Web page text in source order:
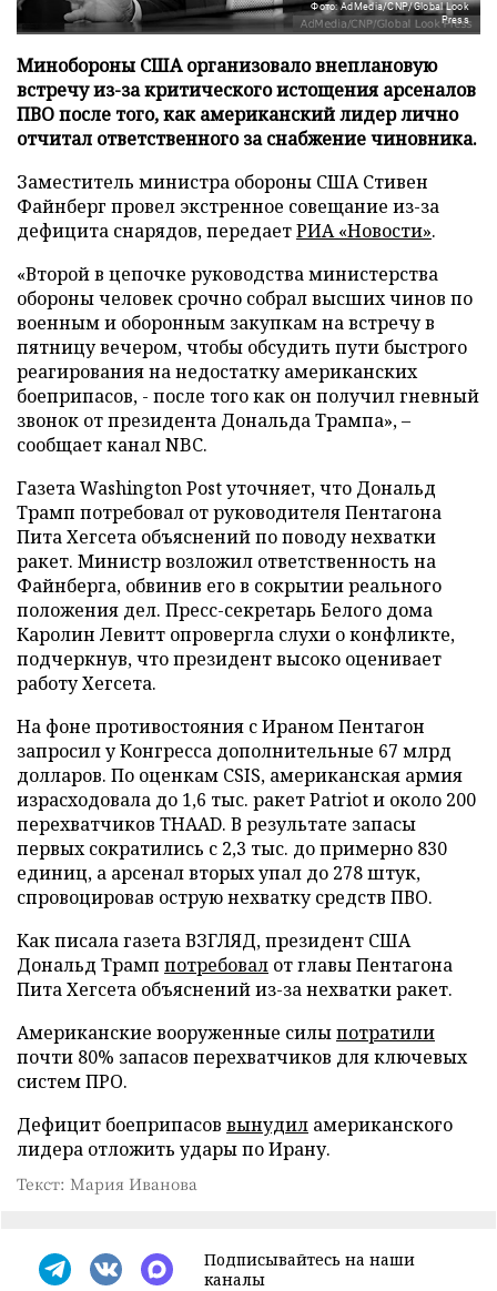
Фото: AdMedia/CNP/Global Look
Press
Минобороны США организовало внеплановую
встречу из-за критического истощения арсеналов
ПВО после того, как американский лидер лично
отчитал ответственного за снабжение чиновника.
Заместитель министра обороны США Стивен
Файнберг провел экстренное совещание из-за
дефицита снарядов, передаетРИА «Новости».
«Второй в цепочке руководства министерства
обороны человек срочно собрал высших чинов по
военным и оборонным закупкам на встречу в
пятницу вечером, чтобы обсудить пути быстрого
реагирования на недостатку американских
боеприпасов, - после того как он получил гневный
звонок от президента Дональда Трампа», –
сообщает канал NBC.
Газета Washington Post уточняет, что Дональд
Трамп потребовал от руководителя Пентагона
Пита Хегсета объяснений по поводу нехватки
ракет. Министр возложил ответственность на
Файнберга, обвинив его в сокрытии реального
положения дел. Пресс-секретарь Белого дома
Каролин Левитт опровергла слухи о конфликте,
подчеркнув, что президент высоко оценивает
работу Хегсета.
На фоне противостояния с Ираном Пентагон
запросил у Конгресса дополнительные 67 млрд
долларов. По оценкам CSIS, американская армия
израсходовала до 1,6 тыс. ракет Patriot и около 200
перехватчиков THAAD. В результате запасы
первых сократились с 2,3 тыс. до примерно 830
единиц, а арсенал вторых упал до 278 штук,
спровоцировав острую нехватку средств ПВО.
Как писала газета ВЗГЛЯД, президент США
Дональд Трамп потребовал от главы Пентагона
Пита Хегсета объяснений из-за нехватки ракет.
Американские вооруженные силыпотратили
почти 80% запасов перехватчиков для ключевых
систем ПРО.
Дефицит боеприпасов вынудил американского
лидера отложить удары по Ирану.
Текст: Мария Иванова
Подписывайтесь на наши
каналы